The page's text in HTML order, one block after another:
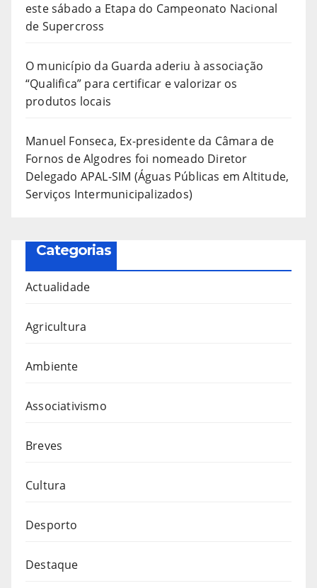
este sábado a Etapa do Campeonato Nacional
de Supercross
O município da Guarda aderiu à associação
“Qualifica” para certificar e valorizar os
produtos locais
Manuel Fonseca, Ex-presidente da Câmara de
Fornos de Algodres foi nomeado Diretor
Delegado APAL-SIM (Águas Públicas em Altitude,
Serviços Intermunicipalizados)
Categorias
Actualidade
Agricultura
Ambiente
Associativismo
Breves
Cultura
Desporto
Destaque